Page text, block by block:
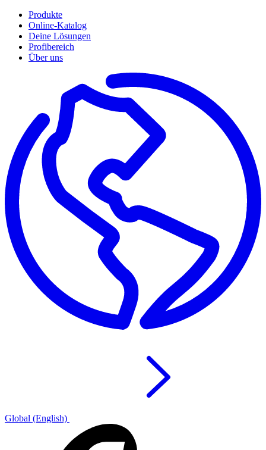
Produkte
Online-Katalog
Deine Lösungen
Profibereich
Über uns
Global (English)